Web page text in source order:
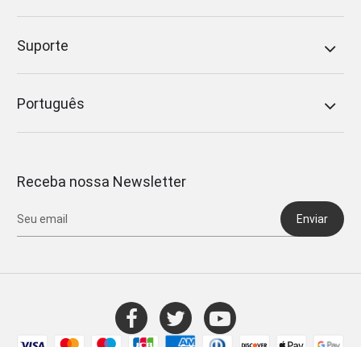
Suporte
Português
Receba nossa Newsletter
Enviar